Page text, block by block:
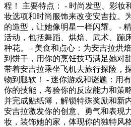
程！ 主要特点： - 时尚发型、彩妆
妆选项和时尚服饰来改变安吉拉。
的造型，让她像明星一样闪耀。 -
活动，包括舞蹈、烘焙、武术、蹦
种花。 - 美食和点心：为安吉拉烘
到饼干，用你的烹饪技巧满足她对
带着安吉拉乘坐飞机去旅行探险，
物到腿软！ - 迷你游戏和谜题：用
你的技能，考验你的反应能力和策
并完成贴纸簿，解锁特殊奖励和新
安吉拉激发你的创意、勇气和表现
妆，装饰她的家，体现你的独特风